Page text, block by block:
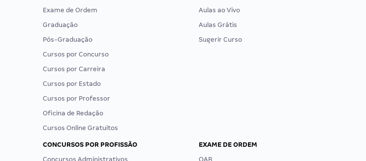
Exame de Ordem
Graduação
Pós-Graduação
Cursos por Concurso
Cursos por Carreira
Cursos por Estado
Cursos por Professor
Oficina de Redação
Cursos Online Gratuitos
Aulas ao Vivo
Aulas Grátis
Sugerir Curso
CONCURSOS POR PROFISSÃO
Concursos Administrativos
EXAME DE ORDEM
OAB